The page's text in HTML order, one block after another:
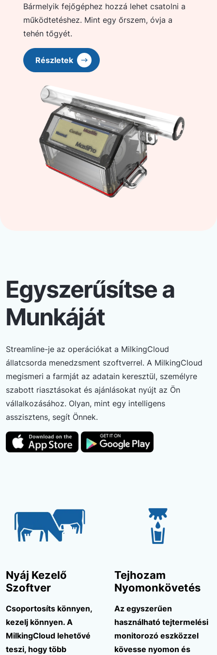
Bármelyik fejőgéphez hozzá lehet csatolni a
működtetéshez. Mint egy őrszem, óvja a
tehén tőgyét.
Részletek
Egyszerűsítse a
Munkáját
Streamline-je az operációkat a MilkingCloud
állatcsorda menedzsment szoftverrel. A MilkingCloud
megismeri a farmját az adatain keresztül, személyre
szabott riasztásokat és ajánlásokat nyújt az Ön
vállalkozásához. Olyan, mint egy intelligens
asszisztens, segít Önnek.
Nyáj Kezelő
Szoftver
Csoportosíts könnyen,
kezelj könnyen. A
MilkingCloud lehetővé
teszi, hogy több
Tejhozam
Nyomonkövetés
Az egyszerűen
használható tejtermelési
monitorozó eszközzel
kövesse nyomon és